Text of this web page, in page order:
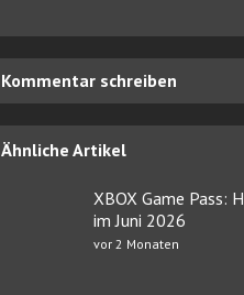
Kommentar schreiben
Ähnliche Artikel
XBOX Game Pass:
im Juni 2026
vor 2 Monaten